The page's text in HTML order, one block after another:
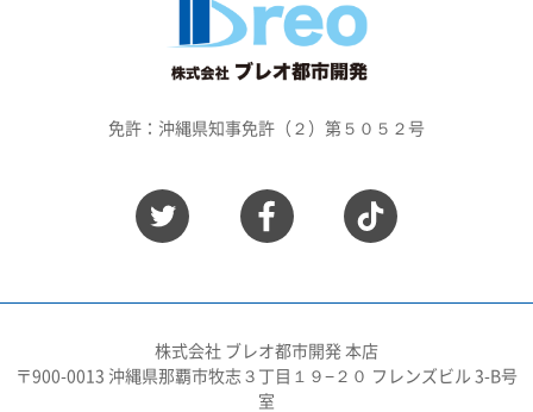
免許：沖縄県知事免許（２）第５０５２号
株式会社 ブレオ都市開発 本店
〒900-0013 沖縄県那覇市牧志３丁目１９−２０ フレンズビル 3-B号
室